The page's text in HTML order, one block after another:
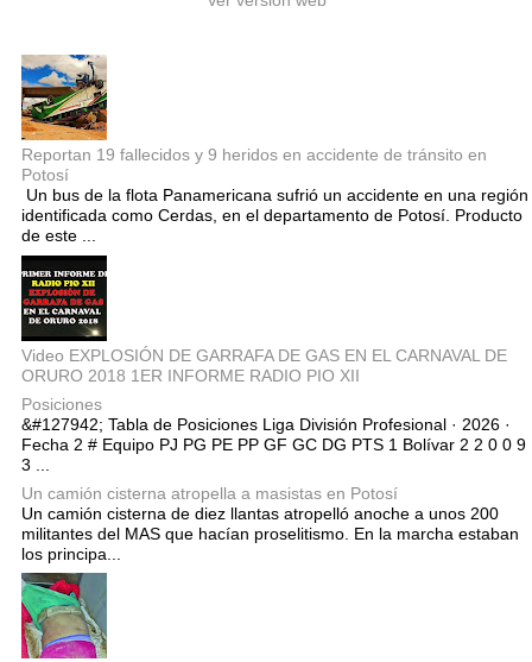
Reportan 19 fallecidos y 9 heridos en accidente de tránsito en
Potosí
Un bus de la flota Panamericana sufrió un accidente en una región
identificada como Cerdas, en el departamento de Potosí. Producto
de este ...
Video EXPLOSIÓN DE GARRAFA DE GAS EN EL CARNAVAL DE
ORURO 2018 1ER INFORME RADIO PIO XII
Posiciones
&#127942; Tabla de Posiciones Liga División Profesional · 2026 ·
Fecha 2 # Equipo PJ PG PE PP GF GC DG PTS 1 Bolívar 2 2 0 0 9
3 ...
Un camión cisterna atropella a masistas en Potosí
Un camión cisterna de diez llantas atropelló anoche a unos 200
militantes del MAS que hacían proselitismo. En la marcha estaban
los principa...